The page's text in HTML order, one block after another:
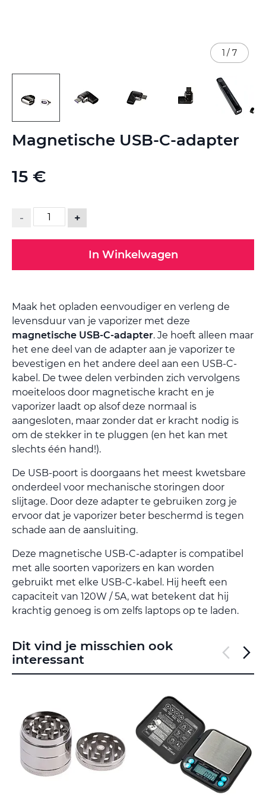
Magnetische USB-C-adapter
15 €
- +
In Winkelwagen
Maak het opladen eenvoudiger en verleng de
levensduur van je vaporizer met deze
magnetische USB-C-adapter. Je hoeft alleen maar
het ene deel van de adapter aan je vaporizer te
bevestigen en het andere deel aan een USB-C-
kabel. De twee delen verbinden zich vervolgens
moeiteloos door magnetische kracht en je
vaporizer laadt op alsof deze normaal is
aangesloten, maar zonder dat er kracht nodig is
om de stekker in te pluggen (en het kan met
slechts één hand!).
De USB-poort is doorgaans het meest kwetsbare
onderdeel voor mechanische storingen door
slijtage. Door deze adapter te gebruiken zorg je
ervoor dat je vaporizer beter beschermd is tegen
schade aan de aansluiting.
Deze magnetische USB-C-adapter is compatibel
met alle soorten vaporizers en kan worden
gebruikt met elke USB-C-kabel. Hij heeft een
capaciteit van 120W / 5A, wat betekent dat hij
krachtig genoeg is om zelfs laptops op te laden.
1 / 7
naar
van
gallerij
Dit vind je misschien ook
interessant